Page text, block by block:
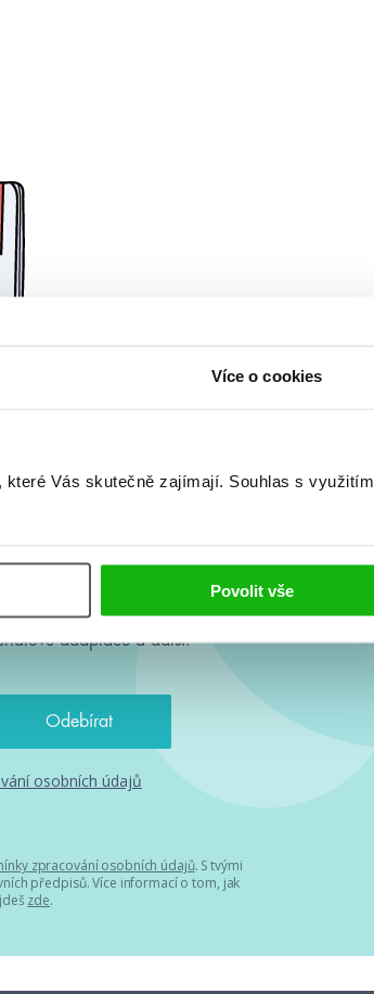
Více o cookies
které Vás skutečně zajímají. Souhlas s využitím
Povolit vše
do mailu! Nové knihy, co se
adaptace a další.
osobních údajů
zpracování osobních údajů. S tvými
předpisů. Více informací o tom, jak
zde.